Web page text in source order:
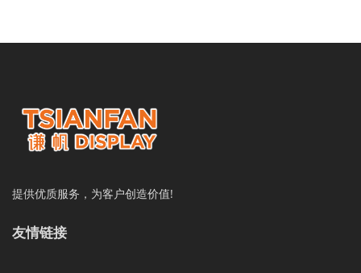
提供优质服务，为客户创造价值!
友情链接